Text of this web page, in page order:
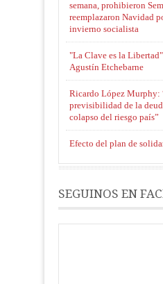
semana, prohibieron
reemplazaron Navidad
invierno socialista
"La Clave es la
Agustín Etchebarne
Ricardo López Murphy:
previsibilidad de la
colapso del riesgo país”
Efecto del plan de
SEGUINOS EN